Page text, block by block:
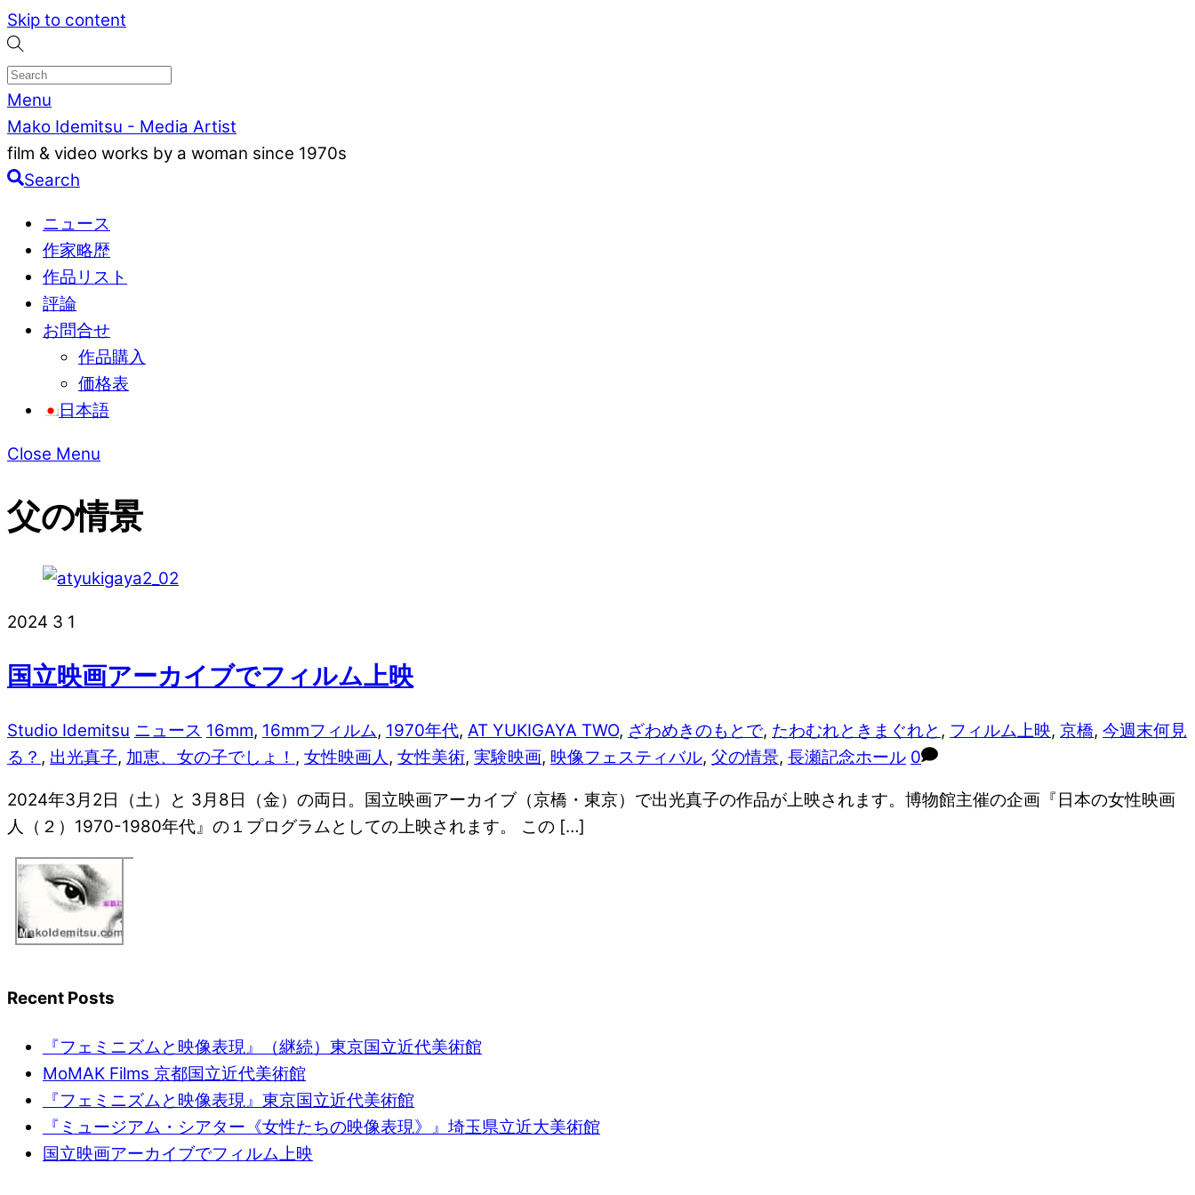
Skip to content
Menu
Mako Idemitsu - Media Artist
film & video works by a woman since 1970s
Search
ニュース
作家略歴
作品リスト
評論
お問合せ
作品購入
価格表
日本語
Close Menu
父の情景
2024 3 1
国立映画アーカイブでフィルム上映
Studio Idemitsu ニュース 16mm, 16mmフィルム, 1970年代, AT YUKIGAYA TWO, ざわめきのもとで, たわむれときまぐれと , フィルム上映, 京橋, 今週末何見
る？ , 出光真子, 加恵、女の子でしょ！ , 女性映画人 , 女性美術, 実験映画, 映像フェスティバル, 父の情景, 長瀬記念ホール 0
2024年3月2日（土）と 3月8日（金）の両日。国立映画アーカイブ（京橋・東京）で出光真子の作品が上映されます。博物館主催の企画『日本の女性映画
人（２）1970-1980年代』の１プログラムとしての上映されます。 この […]
Recent Posts
『フェミニズムと映像表現』（継続）東京国立近代美術館
MoMAK Films 京都国立近代美術館
『フェミニズムと映像表現』東京国立近代美術館
『ミュージアム・シアター《女性たちの映像表現》』埼玉県立近大美術館
国立映画アーカイブでフィルム上映